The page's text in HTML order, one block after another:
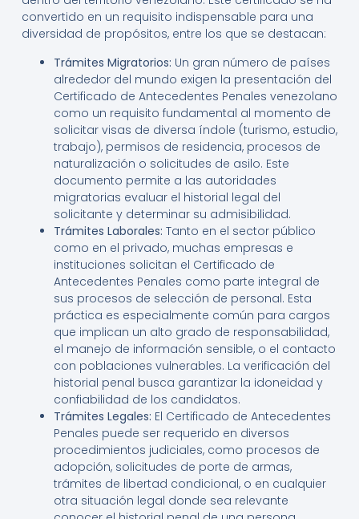
convertido en un requisito indispensable para una
diversidad de propósitos, entre los que se destacan:
Trámites Migratorios: Un gran número de países
alrededor del mundo exigen la presentación del
Certificado de Antecedentes Penales venezolano
como un requisito fundamental al momento de
solicitar visas de diversa índole (turismo, estudio,
trabajo), permisos de residencia, procesos de
naturalización o solicitudes de asilo. Este
documento permite a las autoridades
migratorias evaluar el historial legal del
solicitante y determinar su admisibilidad.
Trámites Laborales: Tanto en el sector público
como en el privado, muchas empresas e
instituciones solicitan el Certificado de
Antecedentes Penales como parte integral de
sus procesos de selección de personal. Esta
práctica es especialmente común para cargos
que implican un alto grado de responsabilidad,
el manejo de información sensible, o el contacto
con poblaciones vulnerables. La verificación del
historial penal busca garantizar la idoneidad y
confiabilidad de los candidatos.
Trámites Legales: El Certificado de Antecedentes
Penales puede ser requerido en diversos
procedimientos judiciales, como procesos de
adopción, solicitudes de porte de armas,
trámites de libertad condicional, o en cualquier
otra situación legal donde sea relevante